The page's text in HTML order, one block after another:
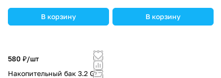
В корзину В корзину
580 ₽/шт
Накопительный бак 3.2 G